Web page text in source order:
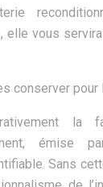
elle vous
conserver pour
la
émise
Sans